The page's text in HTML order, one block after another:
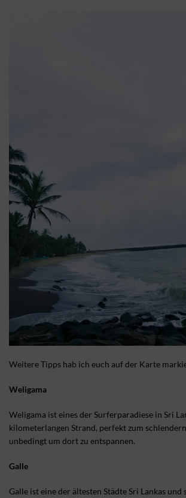
Weitere Tipps hab ich euch auf der Karte
Weligama
Weligama ist eines der Surferparadiese in Sri
kilometerlangen Strand, perfekt zum
unbedingt um dort zu entspannen.
Galle
Galle ist eine der ältesten Städte Sri Lankas und